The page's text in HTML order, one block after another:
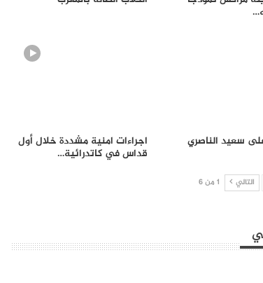
سعيد الناصري اجراءات امنية مشددة خلال أول
قداس في كاتدرائية…
التالي 1 من 6